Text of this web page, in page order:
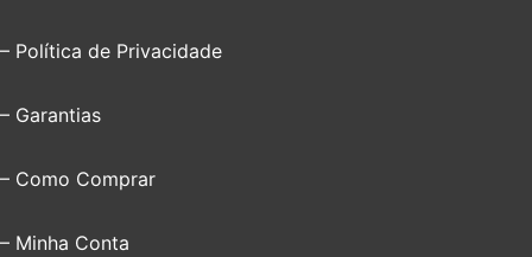
– Política de Privacidade
– Garantias
– Como Comprar
– Minha Conta